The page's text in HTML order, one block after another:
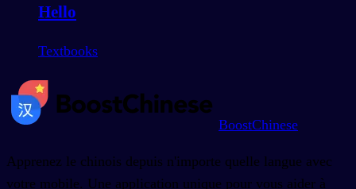
Hello
Textbooks
BoostChinese
Apprenez le chinois depuis n'importe quelle langue avec
votre mobile. Une application unique pour vous aider à